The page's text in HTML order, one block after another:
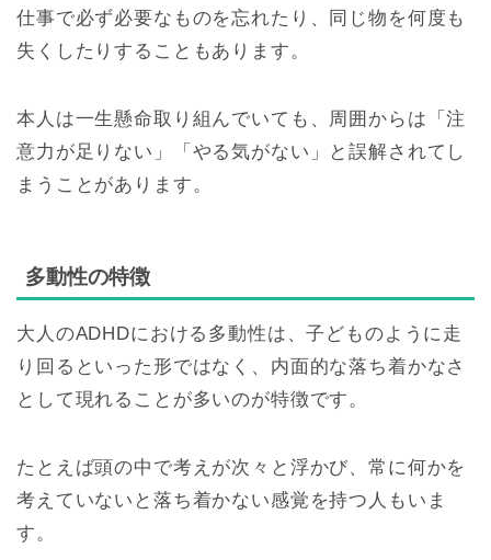
仕事で必ず必要なものを忘れたり、同じ物を何度も
失くしたりすることもあります。
本人は一生懸命取り組んでいても、周囲からは「注
意力が足りない」「やる気がない」と誤解されてし
まうことがあります。
多動性の特徴
大人のADHDにおける多動性は、子どものように走
り回るといった形ではなく、内面的な落ち着かなさ
として現れることが多いのが特徴です。
たとえば頭の中で考えが次々と浮かび、常に何かを
考えていないと落ち着かない感覚を持つ人もいま
す。